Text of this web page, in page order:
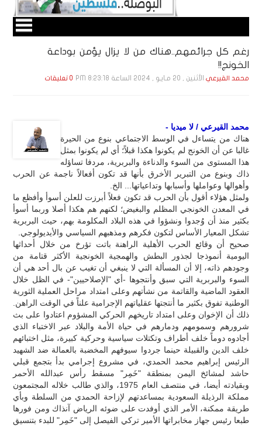
رغم كل جرائمهم..هناك من لا يزال يؤمن بوداعة
الخونج!!
محمد القيرعي الأثنين , 20 مـايـو , 2024 الساعة 8:23:18 PM 0 تعليقات
محمد القيرعي / لا ميديا -
هناك من يتساءل في الوسط الاجتماعي بنوع من الحيرة
غالبا عن أن الخونج لم يكونوا هكذا قبلاً؛ أي لم يكونوا بمثل
هذا المستوى من السوء والدناءة والبربرية، مردفا تساؤله
ذاك وبنوع من التبرير الأخرق بأنها قد تكون أفعالاً ناجمة عن الحرب
وأهوالها وعواملها وأسبابها وتداعياتها... الخ.
ولمثل هؤلاء أقول بأن الحرب قد تكون فعلاً أبرزت للعلن أسوأ وأفظع ما
في المعدن الخونجي المظلم والبغيض؛ لكنهم هم هكذا أصلا وربما أسوأ
بكثير منذ أن وُجدوا ونشؤوا في هذه البلاد المكلومة بهم، حيث البربرية
تشكل المعيار الأساس لتكون فكرهم ومذهبهم السياسي والأيديولوجي.
صحيح أن وقائع الحرب الأهلية الراهنة باتت تؤرخ من خلال أحداثها
اليومية أنموذجا لجذور البطش والهمجية الخونجية الأكثر قتامة من
وجودهم ذاته، إلا أن المسألة التي لا ينبغي أن تغيب عن بال أحد هي أن
السوء والبربرية التي سبق وأنتجوها -أي "الإصلاحيين"- في الظل خلال
العقود الماضية والقاتمة من نشأتهم وعلى امتداد مراحل العملية الثورية
الوطنية تفوق بكثير ما أنتجتها عقلياتهم الإجرامية علناً في الوقت الراهن.
ذلك أن الإخوان وعلى امتداد تاريخهم الحركي المشؤوم اعتادوا على بث
شرورهم وسمومهم ودمارهم في حياة الأمة والبلاد عبر الاختباء الذي
أجادوه دوماً خلف أطراف وتكتلات سياسية وحركية كبيرة، مثل اختبائهم
خلف الدين والقبيلة حينما جردوا سيوفهم المخضبة بالعمالة ضد الشهيد
الرئيس إبراهيم محمد الحمدي، في مشروع إجرامي بدأ بتجمع قبلي
حاشد لمشائخ اليمن بمنطقة "خَمِر" مسقط رأس عبدالله الأحمر
وبقيادته أيضا، في منتصف العام 1975، والذي طالب خلاله المجتمعون
مملكة الرذيلة السعودية بمساعدتهم لإزاحة الحمدي من السلطة وبأي
طريقة ممكنة، الأمر الذي أوفدت على ضوئه الرياض آنذاك ومن فورها
طبعا رئيس جهاز مخابراتها الأمير تركي الفيصل إلى "خَمِر" للبدء بتنسيق